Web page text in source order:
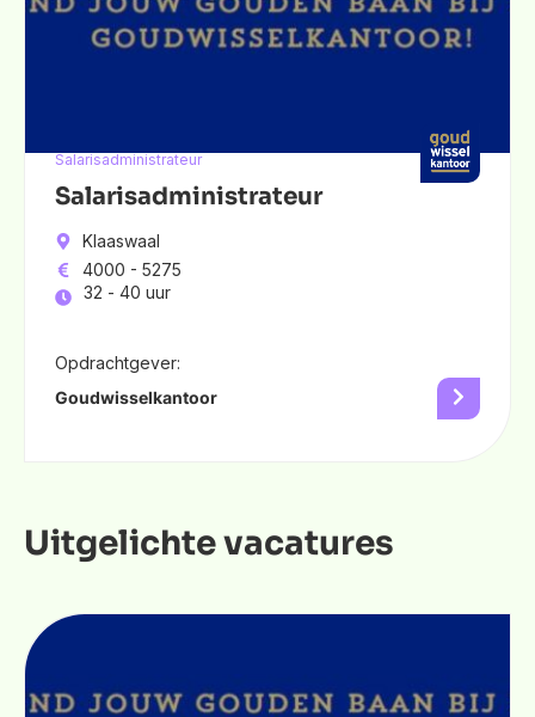
Salarisadministrateur
Salarisadministrateur
Klaaswaal
4000 - 5275
32 - 40 uur
Opdrachtgever:
Goudwisselkantoor
Uitgelichte vacatures